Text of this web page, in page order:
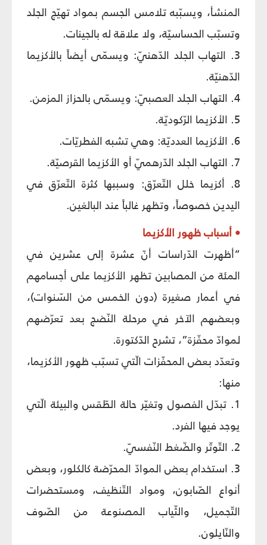
المنشأ، ويسبّبه تلامس الجسم بمواد تهيّج الجلد
وتسبّب الحساسيّة، ولا علاقة له بالجينات.
3. التهاب الجلد الدّهنيّ: ويسمّى أيضاً بالأكزيما
الدّهنيّة.
4. التهاب الجلد العصبيّ: ويسمّى بالحزاز المزمن.
5. الأكزيما الرّكوديّة.
6. الأكزيما العدديّة: وهي تشبه الفطريّات.
7. التهاب الجلد الدّرهميّ أو الأكزيما القرصيّة.
8. أكزيما خلل التّعرّق: وسببها كثرة التّعرّق في
اليدين خصوصاً، وتظهر غالباً عند البالغين.
• أسباب ظهور الأكزيما
“أظهرت الدّراسات أنّ عشرة إلى عشرين في
المئة من المصابين تظهر الأكزيما على أجسامهم
في أعمار صغيرة (دون الخمس من السّنوات)،
وبعضهم الآخر في مرحلة النّضج بعد تعرّضهم
لموادّ محفّزة”، تشرح الدّكتورة.
وتعدّد بعض المحفّزات الّتي تسبّب ظهور الأكزيما،
منها:
1. تبدّل الفصول وتغيّر حالة الطّقس والبيئة الّتي
يوجد فيها الفرد.
2. التّوتّر والضّغط النّفسيّ.
3. استخدام بعض الموادّ المحرّضة كالكلور، وبعض
أنواع الصّابون، ومواد التّنظيف، ومستحضرات
التّجميل، والثّياب المصنوعة من الصّوف
والنّايلون.